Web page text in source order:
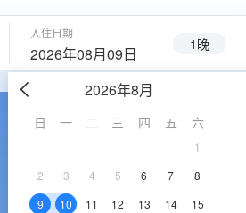
入住日期
2026年08月09日 1晚
2026年8月
日 一 二 三 四 五 六
1
2
3 4 5 6 7
8
9
10 11 12 13 14
15